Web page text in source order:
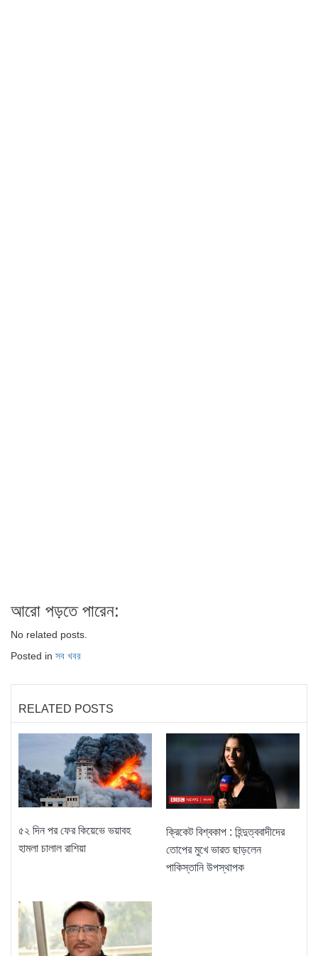
আরো পড়তে পারেন:
No related posts.
Posted in সব খবর
RELATED POSTS
৫২ দিন পর ফের কিয়েভে ভয়াবহ
হামলা চালাল রাশিয়া
ক্রিকেট বিশ্বকাপ : হিন্দুত্ববাদীদের
তোপের মুখে ভারত ছাড়লেন
পাকিস্তানি উপস্থাপক